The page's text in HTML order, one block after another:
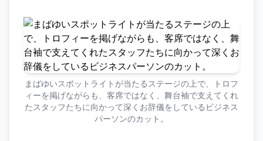
まばゆいスポットライトが当たるステージの上で、トロフ
ィーを掲げながらも、客席ではなく、舞台袖で支えてくれ
たスタッフたちに向かって深くお辞儀をしているビジネス
パーソンのカット。